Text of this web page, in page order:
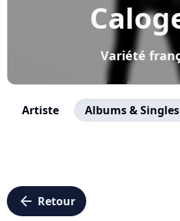
Variété
Artiste Albums & Singles
arrow_left Retour